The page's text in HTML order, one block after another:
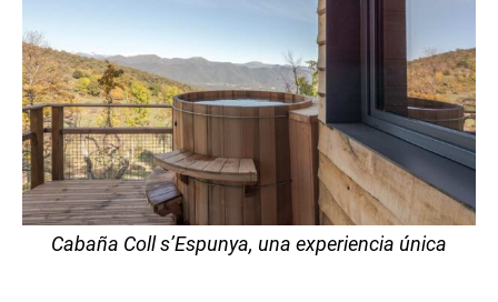
Cabaña Coll s’Espunya, una experiencia única